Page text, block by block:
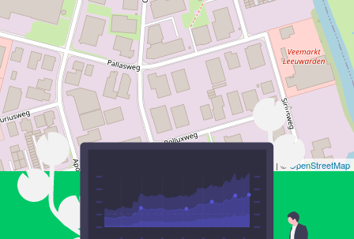
| © OpenStreetMap